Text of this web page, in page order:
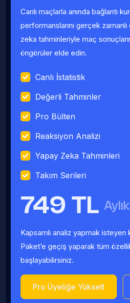
Fauller Ortalama
Canlı maçlarla anında bağlantı
performanslarını gerçek
zeka tahminleriyle maç
öngörüler elde edin.
Canlı İstatistik
Değerli Tahminler
Pro Bülten
Reaksiyon Analizi
Yapay Zeka Tahminleri
Takım Serileri
749 TL Aylık
Kapsamlı analiz yapmak isteyen
Paket’e geçiş yaparak tüm
başlayabilirsiniz.
Pro Üyeliğe Yükselt